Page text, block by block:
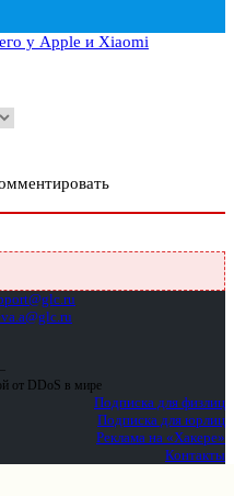
у Apple и Xiaomi
от DDoS в мире
Подписка для физлиц
Подписка для юрлиц
Реклама на «Хакере»
Контакты